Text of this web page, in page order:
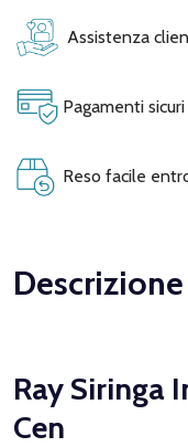
Assistenza
Pagamenti
Reso facile
Descrizione
Ray Siringa
Cen